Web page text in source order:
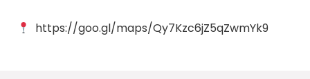
https://goo.gl/maps/Qy7Kzc6jZ5qZwmYk9